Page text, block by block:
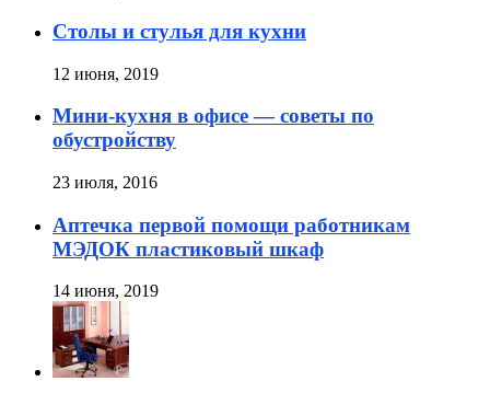
Столы и стулья для кухни
12 июня, 2019
Мини-кухня в офисе — советы по
обустройству
23 июля, 2016
Аптечка первой помощи работникам
МЭДОК пластиковый шкаф
14 июня, 2019